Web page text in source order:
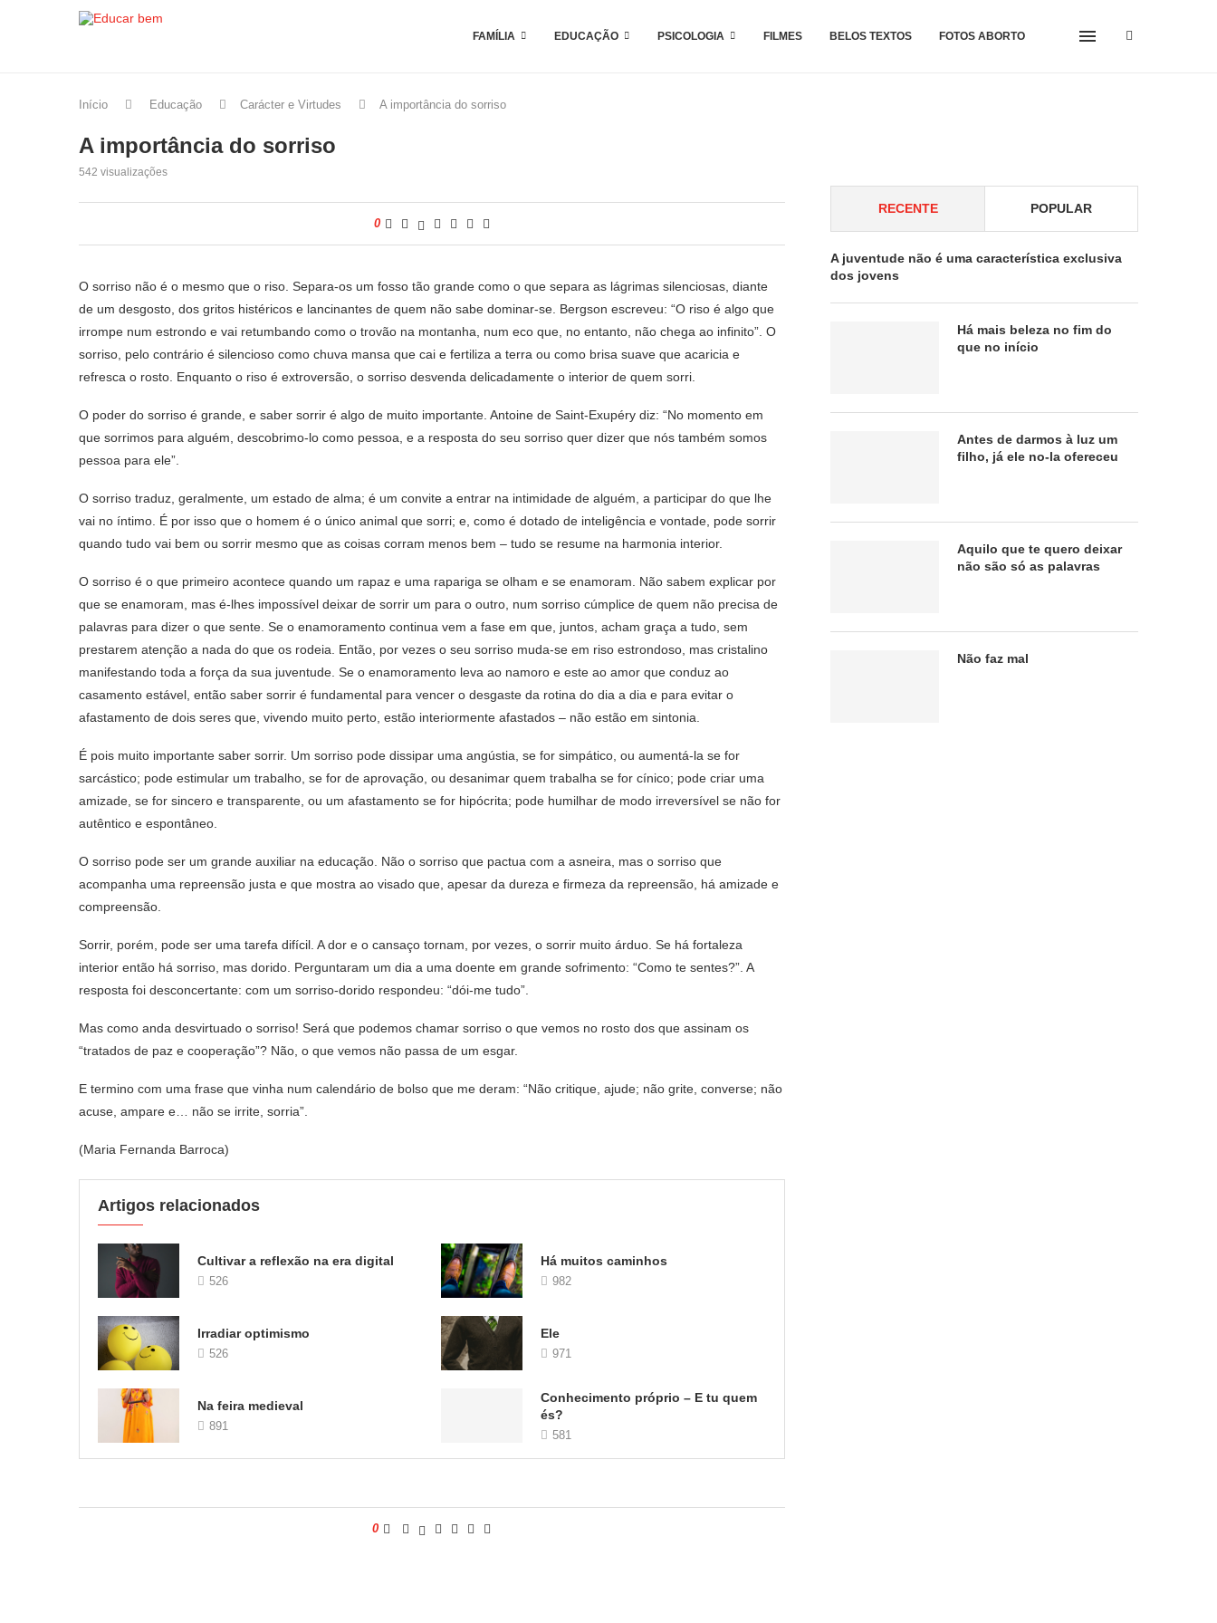
FAMÍLIA EDUCAÇÃO PSICOLOGIA FILMES BELOS TEXTOS FOTOS ABORTO
Início Educação Carácter e Virtudes A importância do sorriso
A importância do sorriso
542 visualizações
0
O sorriso não é o mesmo que o riso. Separa-os um fosso tão grande como o que separa as lágrimas silenciosas, diante
de um desgosto, dos gritos histéricos e lancinantes de quem não sabe dominar-se. Bergson escreveu: “O riso é algo que
irrompe num estrondo e vai retumbando como o trovão na montanha, num eco que, no entanto, não chega ao infinito”. O
sorriso, pelo contrário é silencioso como chuva mansa que cai e fertiliza a terra ou como brisa suave que acaricia e
refresca o rosto. Enquanto o riso é extroversão, o sorriso desvenda delicadamente o interior de quem sorri.
O poder do sorriso é grande, e saber sorrir é algo de muito importante. Antoine de Saint-Exupéry diz: “No momento em
que sorrimos para alguém, descobrimo-lo como pessoa, e a resposta do seu sorriso quer dizer que nós também somos
pessoa para ele”.
O sorriso traduz, geralmente, um estado de alma; é um convite a entrar na intimidade de alguém, a participar do que lhe
vai no íntimo. É por isso que o homem é o único animal que sorri; e, como é dotado de inteligência e vontade, pode sorrir
quando tudo vai bem ou sorrir mesmo que as coisas corram menos bem – tudo se resume na harmonia interior.
O sorriso é o que primeiro acontece quando um rapaz e uma rapariga se olham e se enamoram. Não sabem explicar por
que se enamoram, mas é-lhes impossível deixar de sorrir um para o outro, num sorriso cúmplice de quem não precisa de
palavras para dizer o que sente. Se o enamoramento continua vem a fase em que, juntos, acham graça a tudo, sem
prestarem atenção a nada do que os rodeia. Então, por vezes o seu sorriso muda-se em riso estrondoso, mas cristalino
manifestando toda a força da sua juventude. Se o enamoramento leva ao namoro e este ao amor que conduz ao
casamento estável, então saber sorrir é fundamental para vencer o desgaste da rotina do dia a dia e para evitar o
afastamento de dois seres que, vivendo muito perto, estão interiormente afastados – não estão em sintonia.
É pois muito importante saber sorrir. Um sorriso pode dissipar uma angústia, se for simpático, ou aumentá-la se for
sarcástico; pode estimular um trabalho, se for de aprovação, ou desanimar quem trabalha se for cínico; pode criar uma
amizade, se for sincero e transparente, ou um afastamento se for hipócrita; pode humilhar de modo irreversível se não for
autêntico e espontâneo.
O sorriso pode ser um grande auxiliar na educação. Não o sorriso que pactua com a asneira, mas o sorriso que
acompanha uma repreensão justa e que mostra ao visado que, apesar da dureza e firmeza da repreensão, há amizade e
compreensão.
Sorrir, porém, pode ser uma tarefa difícil. A dor e o cansaço tornam, por vezes, o sorrir muito árduo. Se há fortaleza
interior então há sorriso, mas dorido. Perguntaram um dia a uma doente em grande sofrimento: “Como te sentes?”. A
resposta foi desconcertante: com um sorriso-dorido respondeu: “dói-me tudo”.
Mas como anda desvirtuado o sorriso! Será que podemos chamar sorriso o que vemos no rosto dos que assinam os
“tratados de paz e cooperação”? Não, o que vemos não passa de um esgar.
E termino com uma frase que vinha num calendário de bolso que me deram: “Não critique, ajude; não grite, converse; não
acuse, ampare e… não se irrite, sorria”.
(Maria Fernanda Barroca)
Artigos relacionados
Cultivar a reflexão na era digital
526
Há muitos caminhos
982
Irradiar optimismo
526
Ele
971
Na feira medieval
891
Conhecimento próprio – E tu quem
és?
581
0
RECENTE POPULAR
A juventude não é uma característica exclusiva
dos jovens
Há mais beleza no fim do
que no início
Antes de darmos à luz um
filho, já ele no-la ofereceu
Aquilo que te quero deixar
não são só as palavras
Não faz mal